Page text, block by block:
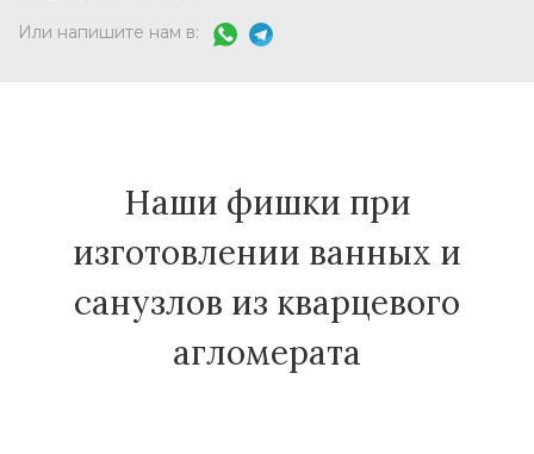
Или напишите нам в:
Наши фишки при
изготовлении ванных и
санузлов из кварцевого
агломерата